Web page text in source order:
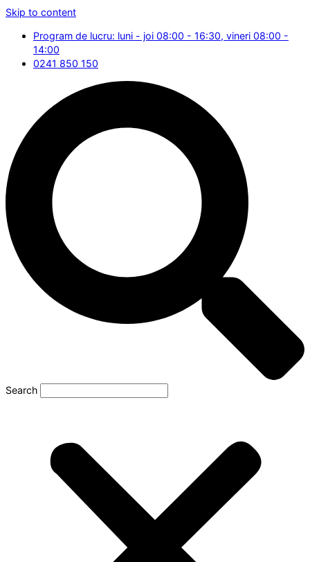
Skip to content
Program de lucru: luni - joi 08:00 - 16:30, vineri 08:00 -
14:00
0241 850 150
Search